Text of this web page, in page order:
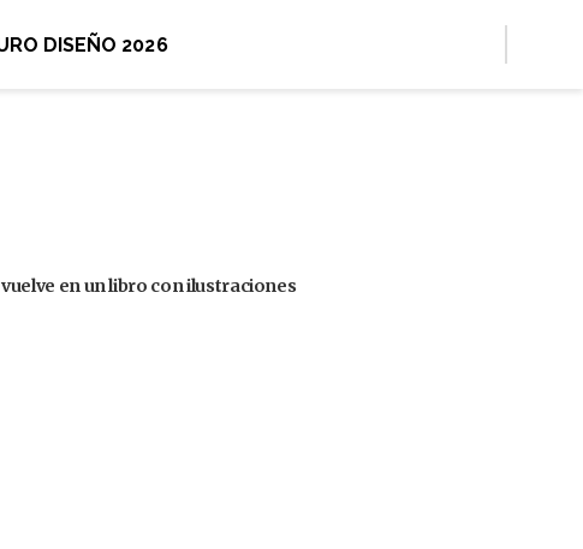
DISEÑO 2026
en un libro con ilustraciones